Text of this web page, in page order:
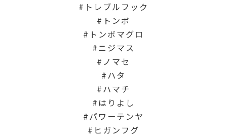
トレブルフック
トンボ
トンボマグロ
ニジマス
ノマセ
ハタ
ハマチ
はりよし
パワーテンヤ
ヒガンフグ